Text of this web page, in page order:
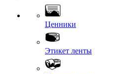
Ценники
Этикет ленты